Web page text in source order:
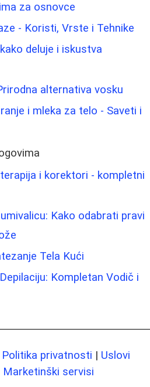
za osnovce
- Koristi, Vrste i Tehnike
deluje i iskustva
alternativa vosku
i mleka za telo - Saveti i
i korektori - kompletni
Kako odabrati pravi
Tela Kući
Kompletan Vodič i
Politika privatnosti | Uslovi
Marketinški servisi